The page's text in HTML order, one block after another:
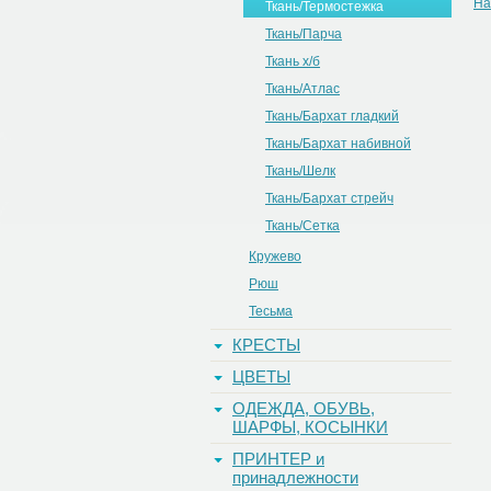
Ткань/Термостежка
Ткань/Парча
Ткань х/б
Ткань/Атлас
Ткань/Бархат гладкий
Ткань/Бархат набивной
Ткань/Шелк
Ткань/Бархат стрейч
Ткань/Сетка
Кружево
Рюш
Тесьма
КРЕСТЫ
ЦВЕТЫ
ОДЕЖДА, ОБУВЬ,
ШАРФЫ, КОСЫНКИ
ПРИНТЕР и
принадлежности